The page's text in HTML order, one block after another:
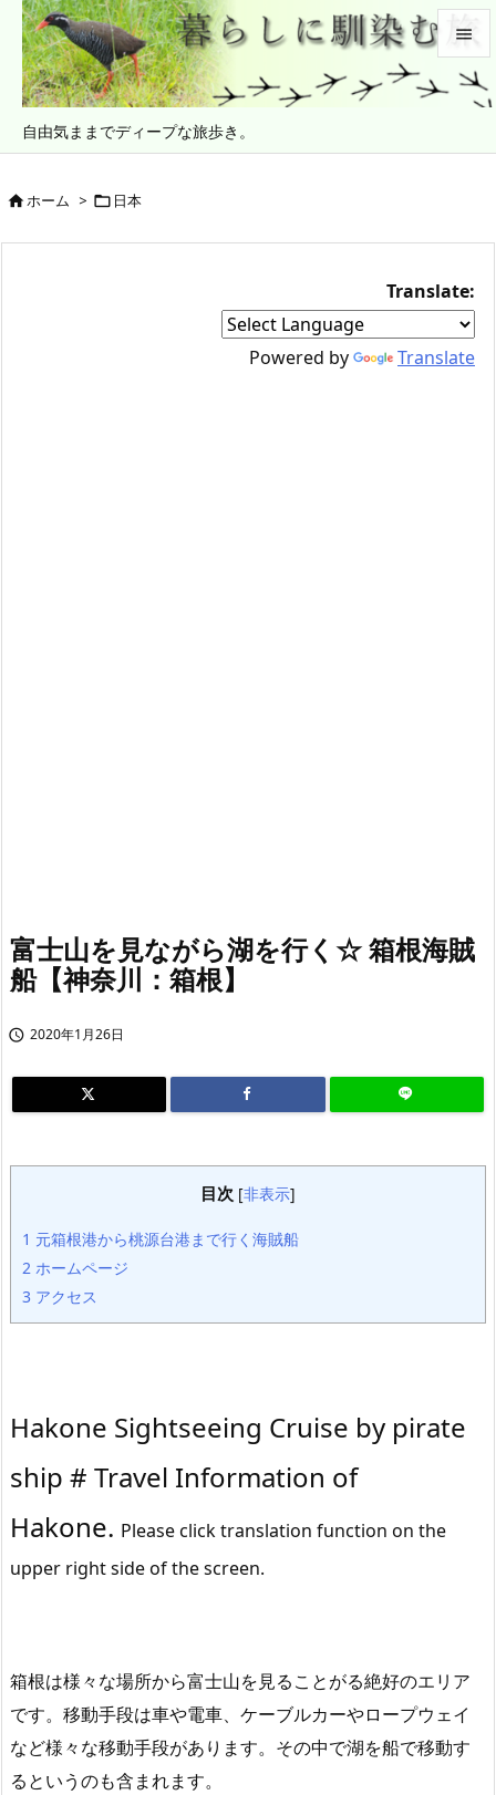
自由気ままでディープな旅歩き。


メニュ

検索
ホーム >  日本
Translate:
Powered by Translate
富士山を見ながら湖を行く☆ 箱根海賊
船【神奈川：箱根】
 2020年1月26日
目次 [非表示]
1 元箱根港から桃源台港まで行く海賊船
2 ホームページ
3 アクセス
Hakone Sightseeing Cruise by pirate
ship # Travel Information of
Hakone. Please click translation function on the
upper right side of the screen.
箱根は様々な場所から富士山を見ることがる絶好のエリア
です。移動手段は車や電車、ケーブルカーやロープウェイ
など様々な移動手段があります。その中で湖を船で移動す
るというのも含まれます。